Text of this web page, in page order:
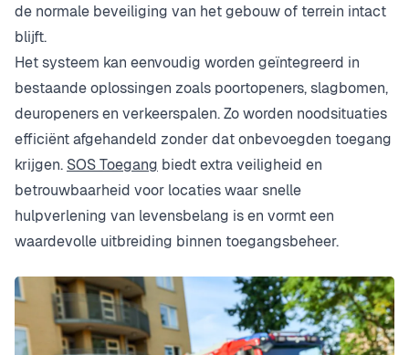
de normale beveiliging van het gebouw of terrein intact
blijft.
Het systeem kan eenvoudig worden geïntegreerd in
bestaande oplossingen zoals poortopeners, slagbomen,
deuropeners en verkeerspalen. Zo worden noodsituaties
efficiënt afgehandeld zonder dat onbevoegden toegang
krijgen. SOS Toegang biedt extra veiligheid en
betrouwbaarheid voor locaties waar snelle
hulpverlening van levensbelang is en vormt een
waardevolle uitbreiding binnen toegangsbeheer.